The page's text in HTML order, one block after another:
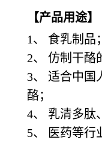
【产品用途】
1、 食乳制品；
2、 仿制干酪
3、 适合中国
酪；
4、 乳清多肽
5、 医药等行